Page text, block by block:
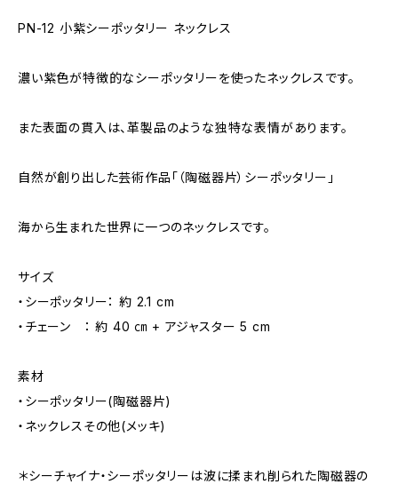
PN-12 小紫シーポッタリー ネックレス
濃い紫色が特徴的なシーポッタリーを使ったネックレスです。
また表面の貫入は、革製品のような独特な表情があります。
自然が創り出した芸術作品「（陶磁器片）シーポッタリー」
海から生まれた世界に一つのネックレスです。
サイズ
・シーポッタリー： 約 2.1 cm
・チェーン ： 約 40 ㎝ + アジャスター 5 cm
素材
・シーポッタリー(陶磁器片)
・ネックレスその他(メッキ)
＊シーチャイナ・シーポッタリーは波に揉まれ削られた陶磁器の